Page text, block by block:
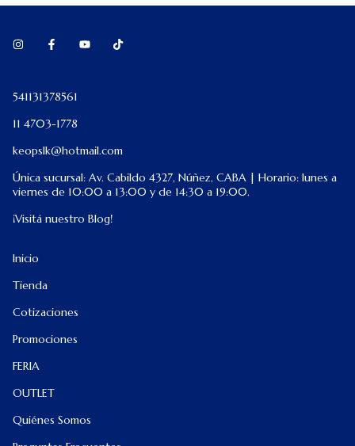
541131378561
11 4703-1778
keopslk@hotmail.com
Única sucursal: Av. Cabildo 4327, Núñez, CABA | Horario: lunes a
viernes de 10:00 a 13:00 y de 14:30 a 19:00.
¡Visitá nuestro Blog!
Inicio
Tienda
Cotizaciones
Promociones
FERIA
OUTLET
Quiénes Somos